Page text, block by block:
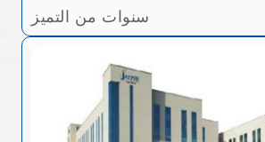
سنوات من التميز